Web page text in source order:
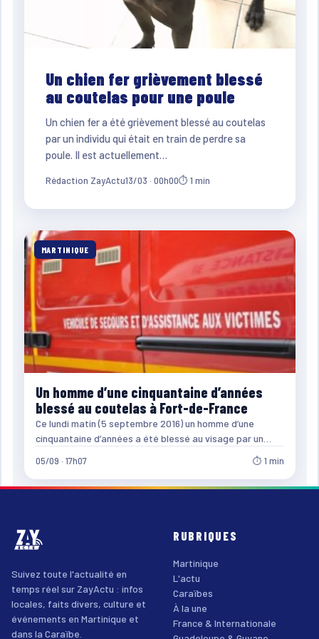
Un chien fer grièvement blessé
au coutelas pour une poule
Un chien fer a été grièvement blessé au coutelas
par un individu qui était en train de perdre sa
poule. Il est actuellement…
Rédaction ZayActu13/03 · 00h00⏱ 1 min
MARTINIQUE
Un homme d’une cinquantaine d’années
blessé au coutelas à Fort-de-France
Ce lundi matin (5 septembre 2016) un homme d’une
cinquantaine d’années a été blessé au visage par un…
05/09 · 17h07 ⏱ 1 min
Suivez toute l'actualité en
temps réel sur ZayActu : infos
locales, faits divers, culture et
événements en Martinique et
dans la Caraïbe.
RUBRIQUES
Martinique
L'actu
Caraïbes
À la une
France & Internationale